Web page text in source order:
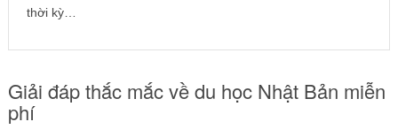
thời kỳ…
Giải đáp thắc mắc về du học Nhật Bản miễn
phí